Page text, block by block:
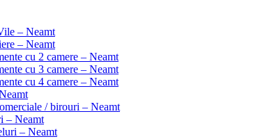
– Neamt
– Neamt
cu 2 camere – Neamt
cu 3 camere – Neamt
cu 4 camere – Neamt
/ birouri – Neamt
– Neamt
– Neamt